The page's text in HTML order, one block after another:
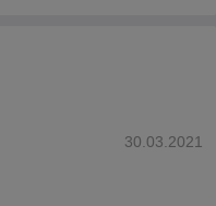
30.03.2021